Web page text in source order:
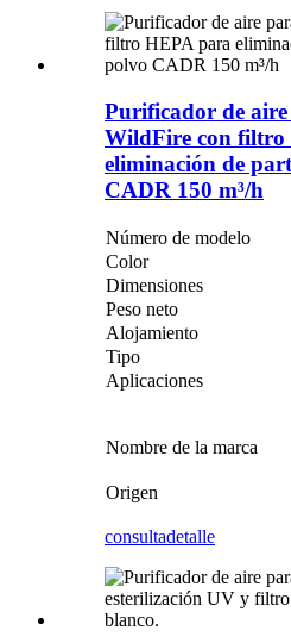
Purificador de
WildFire con filtro
eliminación de
CADR 150 m³/h
Número de modelo
Color
Dimensiones
Peso neto
Alojamiento
Tipo
Aplicaciones
Nombre de la marca
Origen
consultadetalle